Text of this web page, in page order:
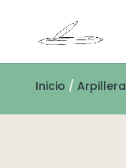
Inicio / Arpillera